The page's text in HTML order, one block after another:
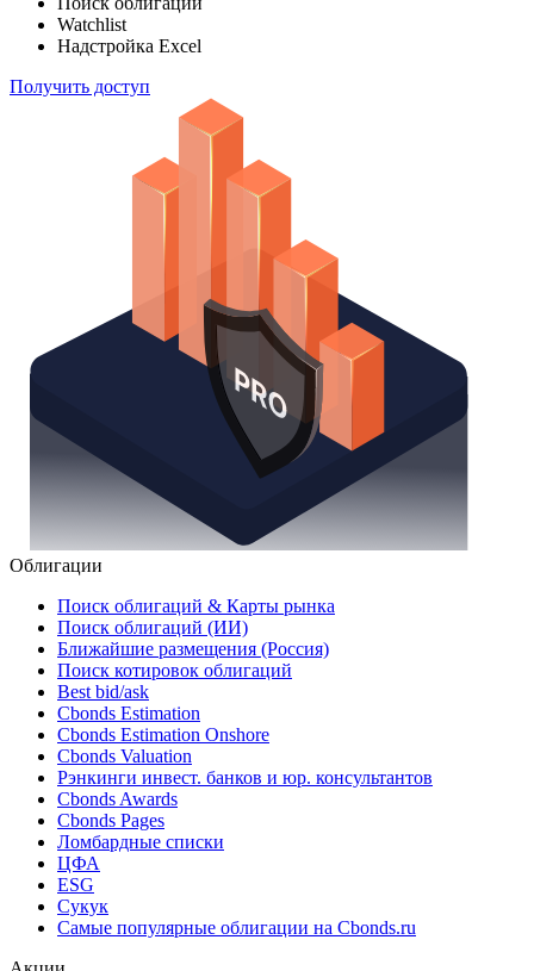
Отслеживайте свой портфель наиболее эффективным
способом
Поиск облигаций
Надстройка Excel
Получить доступ
Облигации
Поиск облигаций & Карты рынка
Поиск облигаций (ИИ)
Ближайшие размещения (Россия)
Поиск котировок облигаций
Best bid/ask
Cbonds Estimation
Cbonds Estimation Onshore
Cbonds Valuation
Рэнкинги инвест. банков и юр. консультантов
Cbonds Awards
Cbonds Pages
Ломбардные списки
ESG